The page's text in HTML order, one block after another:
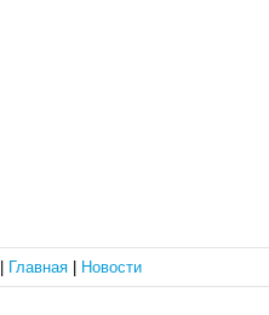
Главная Новости